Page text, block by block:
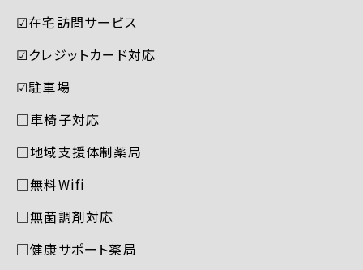
☑︎在宅訪問サービス
☑︎クレジットカード対応
☑︎駐車場
□車椅子対応
□地域支援体制薬局
□無料Wifi
□無菌調剤対応
□健康サポート薬局